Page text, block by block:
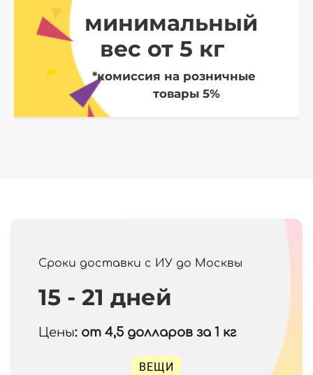
минимальный
вес от 5 кг
*комиссия на розничные
товары 5%
Сроки доставки с ИУ до Москвы
15 - 21 дней
Цены: от 4,5 долларов за 1 кг
ВЕЩИ